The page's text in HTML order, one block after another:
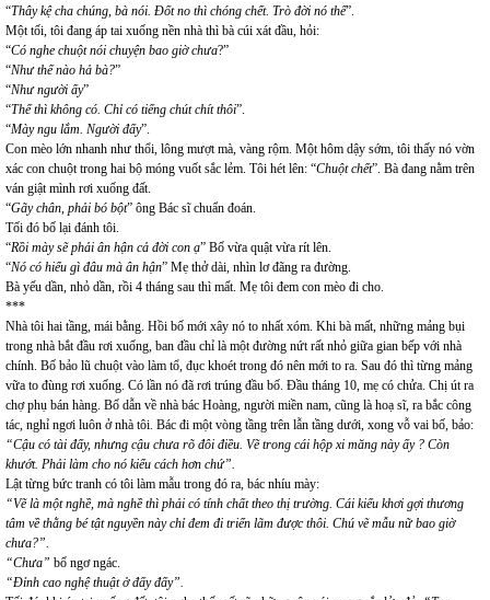
“Thây kệ cha chúng, bà nói. Đốt no thì chóng chết. Trò đời nó thế”.
Một tối, tôi đang áp tai xuống nền nhà thì bà cúi xát đầu, hỏi:
“Có nghe chuột nói chuyện bao giờ chưa?”
“Như thế nào hả bà?”
“Như người ấy”
“Thế thì không có. Chỉ có tiếng chút chít thôi”.
“Mày ngu lắm. Người đấy”.
Con mèo lớn nhanh như thổi, lông mượt mà, vàng rộm. Một hôm dậy sớm, tôi thấy nó vờn
xác con chuột trong hai bộ móng vuốt sắc lẻm. Tôi hét lên: “Chuột chết”. Bà đang nằm trên
ván giật mình rơi xuống đất.
“Gãy chân, phải bó bột” ông Bác sĩ chuẩn đoán.
Tối đó bố lại đánh tôi.
“Rồi mày sẽ phải ân hận cả đời con ạ” Bố vừa quật vừa rít lên.
“Nó có hiểu gì đâu mà ân hận” Mẹ thở dài, nhìn lơ đãng ra đường.
Bà yếu dần, nhỏ dần, rồi 4 tháng sau thì mất. Mẹ tôi đem con mèo đi cho.
***
Nhà tôi hai tầng, mái bằng. Hồi bố mới xây nó to nhất xóm. Khi bà mất, những mảng bụi
trong nhà bắt đầu rơi xuống, ban đầu chỉ là một đường nứt rất nhỏ giữa gian bếp với nhà
chính. Bố bảo lũ chuột vào làm tổ, đục khoét trong đó nên mới to ra. Sau đó thì từng mảng
vữa to đùng rơi xuống. Có lần nó đã rơi trúng đầu bố. Đầu tháng 10, mẹ có chửa. Chị út ra
chợ phụ bán hàng. Bố dẫn về nhà bác Hoàng, người miền nam, cũng là hoạ sĩ, ra bắc công
tác, nghỉ ngơi luôn ở nhà tôi. Bác đi một vòng tầng trên lẫn tầng dưới, xong vỗ vai bố, bảo:
“Cậu có tài đấy, nhưng cậu chưa rõ đôi điều. Vẽ trong cái hộp xi măng này ấy ? Còn
khướt. Phải làm cho nó kiểu cách hơn chứ”.
Lật từng bức tranh có tôi làm mẫu trong đó ra, bác nhíu mày:
“Vẽ là một nghề, mà nghề thì phải có tính chất theo thị trường. Cái kiểu khơi gợi thương
tâm về thằng bé tật nguyền này chỉ đem đi triển lãm được thôi. Chú vẽ mẫu nữ bao giờ
chưa?”.
“Chưa” bố ngơ ngác.
“Đỉnh cao nghệ thuật ở đấy đấy”.